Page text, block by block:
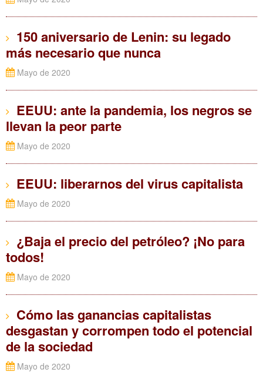
150 aniversario de Lenin: su legado
más necesario que nunca
Mayo de 2020
EEUU: ante la pandemia, los negros se
llevan la peor parte
Mayo de 2020
EEUU: liberarnos del virus capitalista
Mayo de 2020
¿Baja el precio del petróleo? ¡No para
todos!
Mayo de 2020
Cómo las ganancias capitalistas
desgastan y corrompen todo el potencial
de la sociedad
Mayo de 2020